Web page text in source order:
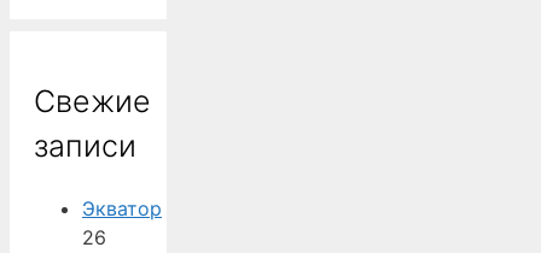
Свежие
записи
Экватор
26